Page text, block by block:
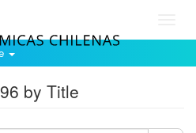
by Title